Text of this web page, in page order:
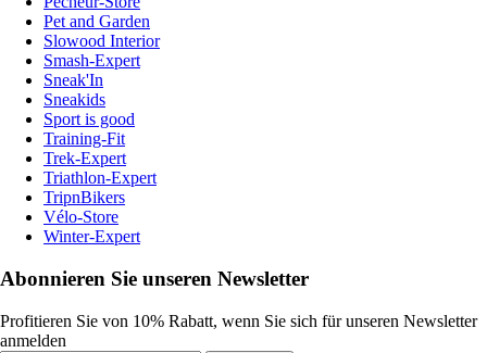
Pet and Garden
Slowood Interior
Smash-Expert
Sneak'In
Sneakids
Sport is good
Training-Fit
Trek-Expert
Triathlon-Expert
TripnBikers
Vélo-Store
Winter-Expert
Abonnieren Sie unseren Newsletter
Profitieren Sie von 10% Rabatt, wenn Sie sich für unseren Newsletter
anmelden